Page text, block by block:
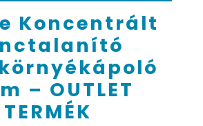
Koncentrált
– OUTLET
TERMÉK